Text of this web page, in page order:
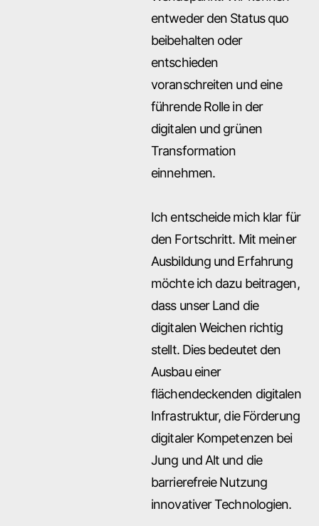
entweder den Status quo
beibehalten oder
entschieden
voranschreiten und eine
führende Rolle in der
digitalen und grünen
Transformation
einnehmen.
Ich entscheide mich klar für
den Fortschritt. Mit meiner
Ausbildung und Erfahrung
möchte ich dazu beitragen,
dass unser Land die
digitalen Weichen richtig
stellt. Dies bedeutet den
Ausbau einer
flächendeckenden digitalen
Infrastruktur, die Förderung
digitaler Kompetenzen bei
Jung und Alt und die
barrierefreie Nutzung
innovativer Technologien.